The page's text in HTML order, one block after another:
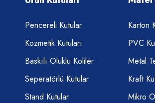
Pencereli Kutular
Kozmetik Kutuları
Baskılı Oluklu Koliler
Seperatörlü Kutular
Stand Kutular
Karton
PVC
Metal
Kraft
Mikro